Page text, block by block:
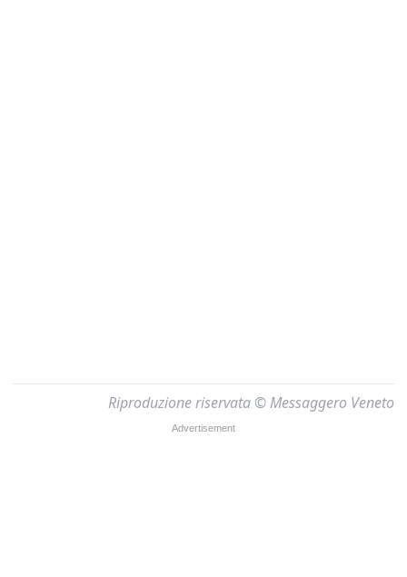
Riproduzione riservata © Messaggero Veneto